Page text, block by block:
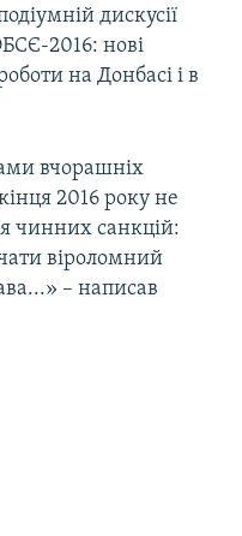
дискусії
2016: нові
на Донбасі і в
вчорашніх
кінця 2016 року не
чинних санкцій:
віроломний
– написав